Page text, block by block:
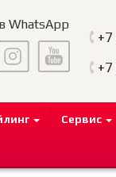
WhatsApp
+7
+7
Сервис